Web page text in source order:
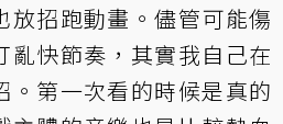
放招跑動畫。儘管可能傷
亂快節奏，其實我自己在
。第一次看的時候是真的